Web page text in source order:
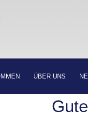
ÜBER UNS